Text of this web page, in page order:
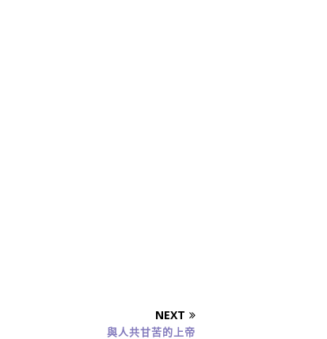
NEXT
與人共甘苦的上帝